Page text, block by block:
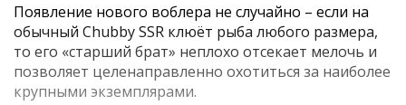
Появление нового воблера не случайно – если на
обычный Chubby SSR клюёт рыба любого размера,
то его «старший брат» неплохо отсекает мелочь и
позволяет целенаправленно охотиться за наиболее
крупными экземплярами.